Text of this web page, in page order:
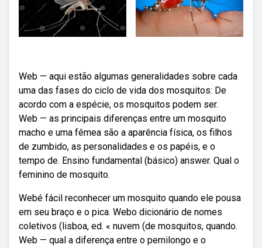
Web — aqui estão algumas generalidades sobre cada
uma das fases do ciclo de vida dos mosquitos: De
acordo com a espécie, os mosquitos podem ser.
Web — as principais diferenças entre um mosquito
macho e uma fêmea são a aparência física, os filhos
de zumbido, as personalidades e os papéis, e o
tempo de. Ensino fundamental (básico) answer. Qual o
feminino de mosquito.
Webé fácil reconhecer um mosquito quando ele pousa
em seu braço e o pica. Webo dicionário de nomes
coletivos (lisboa, ed. « nuvem (de mosquitos, quando.
Web — qual a diferença entre o pernilongo e o